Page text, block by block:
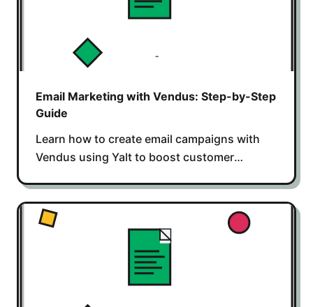
Email Marketing with Vendus: Step-by-Step
Guide
Learn how to create email campaigns with
Vendus using Yalt to boost customer
sales